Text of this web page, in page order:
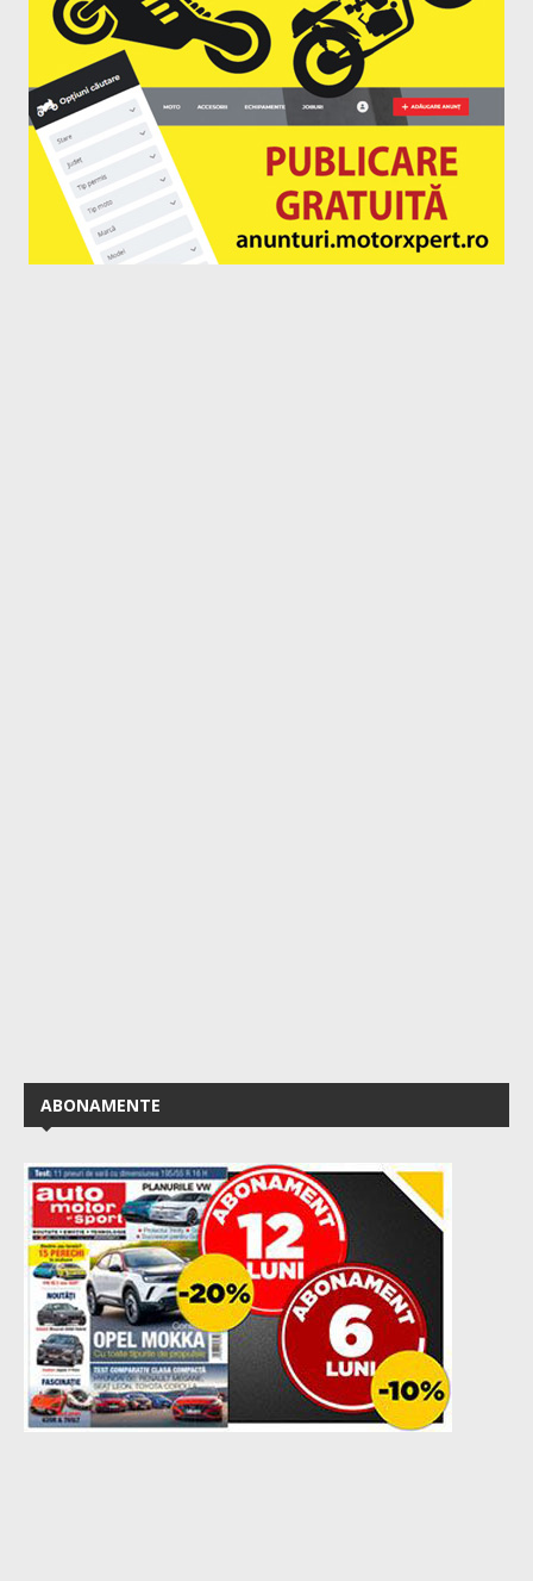
ABONAMENTE